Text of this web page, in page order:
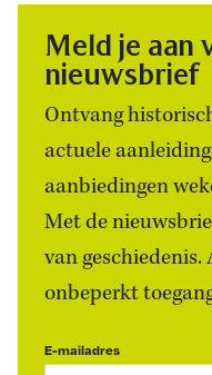
Meld je aan
nieuwsbrief
Ontvang
actuele
aanbiedingen
Met de
van geschiedenis.
onbeperkt
E-mailadres